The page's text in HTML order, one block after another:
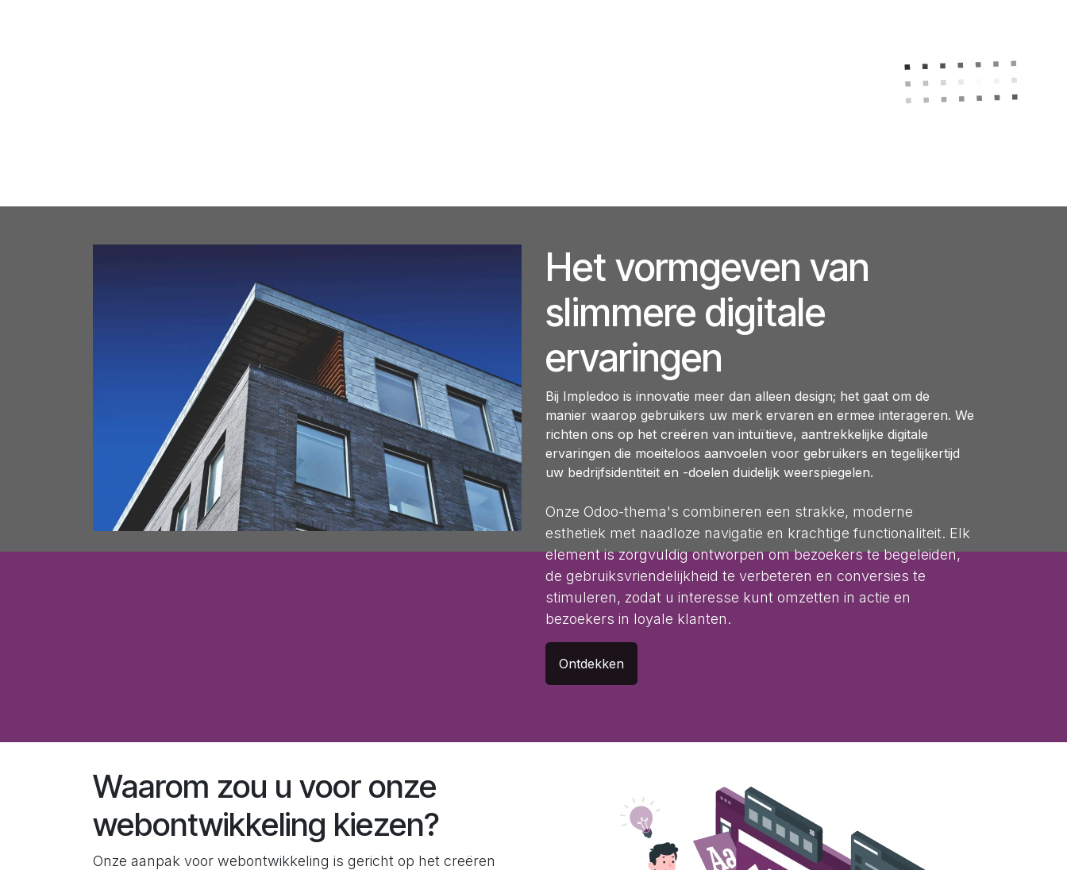
Het vormgeven van
slimmere digitale
ervaringen
Bij Impledoo is innovatie meer dan alleen design; het gaat om de
manier waarop gebruikers uw merk ervaren en ermee interageren. We
richten ons op het creëren van intuïtieve, aantrekkelijke digitale
ervaringen die moeiteloos aanvoelen voor gebruikers en tegelijkertijd
uw bedrijfsidentiteit en -doelen duidelijk weerspiegelen.
Onze Odoo-thema's combineren een strakke, moderne
esthetiek met naadloze navigatie en krachtige functionaliteit. Elk
element is zorgvuldig ontworpen om bezoekers te begeleiden,
de gebruiksvriendelijkheid te verbeteren en conversies te
stimuleren, zodat u interesse kunt omzetten in actie en
bezoekers in loyale klanten.
Ontdekken
Waarom zou u voor onze
webontwikkeling kiezen?
Onze aanpak voor webontwikkeling is gericht op het creëren